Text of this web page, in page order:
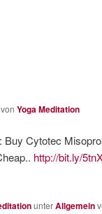
von Yoga Meditation
Cytotec
http://bit.ly/
unterAllgemein